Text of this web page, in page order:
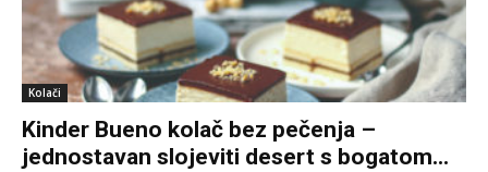
Kolači
Kinder Bueno kolač bez pečenja –
jednostavan slojeviti desert s bogatom...